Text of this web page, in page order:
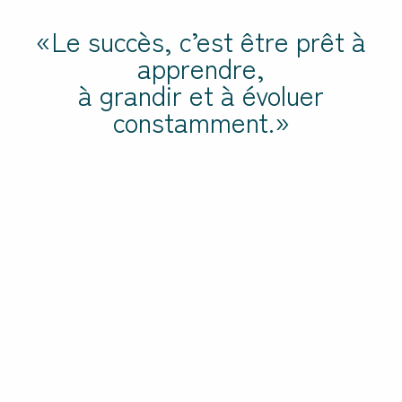
«Le succès, c’est être prêt à
apprendre,
à grandir et à évoluer
constamment.»